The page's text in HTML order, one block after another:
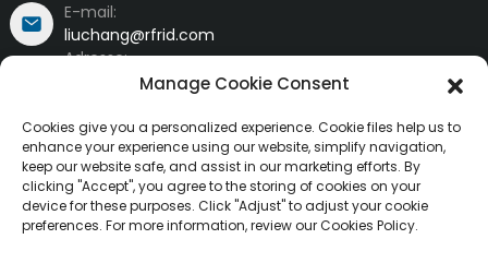
E-mail:
liuchang@rfrid.com
Adresse:
Bâtiment n° 10, Base d'innovation, District scientifique
621000
Manage Cookie Consent
Cookies give you a personalized experience. Cookie files help us to
enhance your experience using our website, simplify navigation,
keep our website safe, and assist in our marketing efforts. By
clicking "Accept", you agree to the storing of cookies on your
device for these purposes. Click "Adjust" to adjust your cookie
preferences. For more information, review our Cookies Policy.